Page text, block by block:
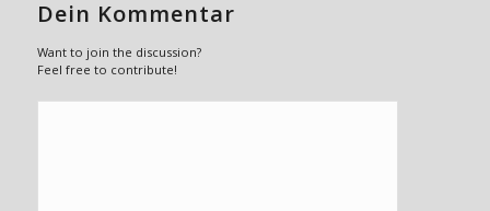
Dein Kommentar
Want to join the discussion?
Feel free to contribute!